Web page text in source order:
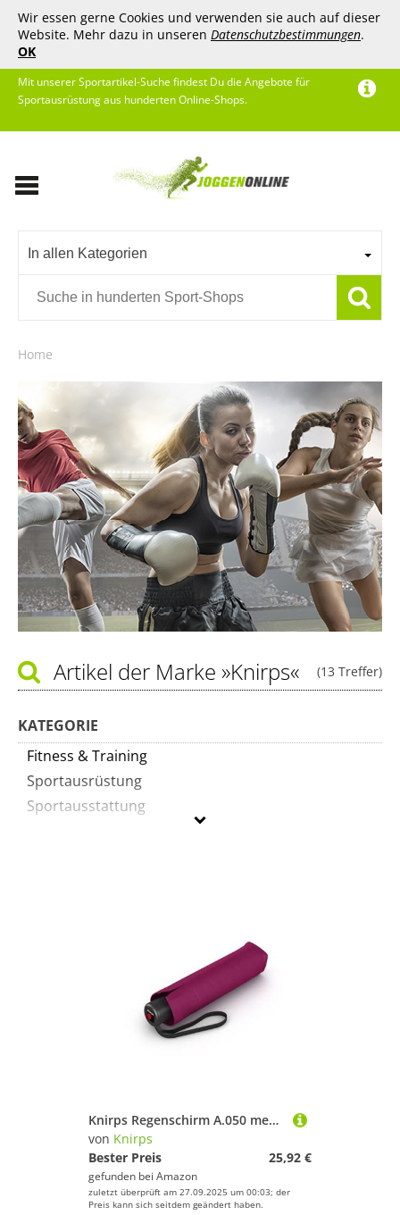
Wir essen gerne Cookies und verwenden sie auch auf dieser
Website. Mehr dazu in unseren Datenschutzbestimmungen.
OK
Mit unserer Sportartikel-Suche findest Du die Angebote für
Sportausrüstung aus hunderten Online-Shops.
In allen Kategorien
Home
(13 Treffer)
Artikel der Marke »Knirps«
KATEGORIE
Fitness & Training
Sportausrüstung
Sportausstattung
Knirps Regenschirm A.050 medium manual (violet)
von Knirps
Bester Preis
25,92 €
gefunden bei Amazon
zuletzt überprüft am 27.09.2025 um 00:03; der
Preis kann sich seitdem geändert haben.